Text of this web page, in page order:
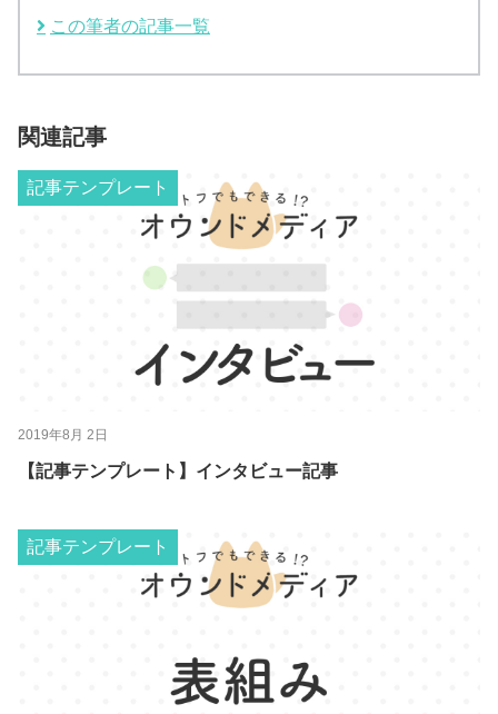
この筆者の記事一覧
関連記事
記事テンプレート
2019年8月 2日
【記事テンプレート】インタビュー記事
記事テンプレート